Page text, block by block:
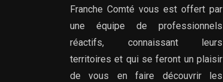
Franche Comté vous est offert par
une équipe de professionnels
réactifs, connaissant leurs
territoires et qui se feront un plaisir
de vous en faire découvrir les